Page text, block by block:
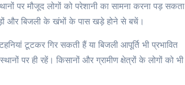
पर मौजूद लोगों को परेशानी का सामना करना पड़ सकता
और बिजली के खंभों के पास खड़े होने से बचें।
टूटकर गिर सकती हैं या बिजली आपूर्ति भी प्रभावित
पर ही रहें। किसानों और ग्रामीण क्षेत्रों के लोगों को भी